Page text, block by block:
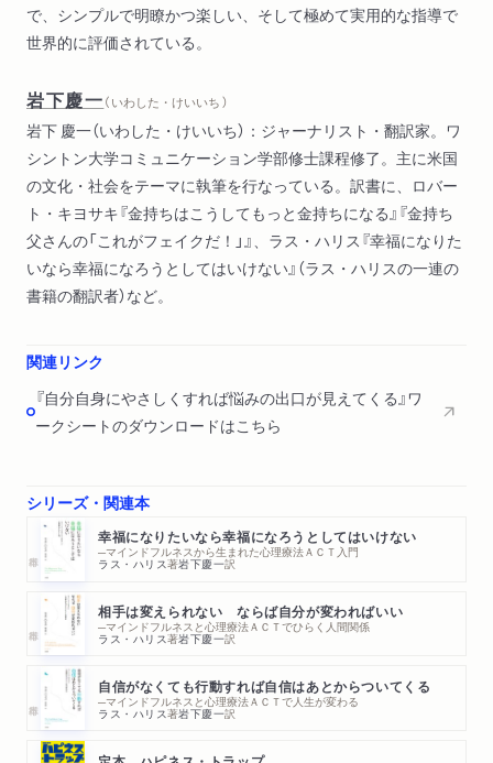
で、シンプルで明瞭かつ楽しい、そして極めて実用的な指導で
世界的に評価されている。
岩下慶一（ いわした・けいいち ）
岩下 慶一（いわした・けいいち）：ジャーナリスト・翻訳家。ワ
シントン大学コミュニケーション学部修士課程修了。主に米国
の文化・社会をテーマに執筆を行なっている。訳書に、ロバー
ト・キヨサキ『金持ちはこうしてもっと金持ちになる』『金持ち
父さんの「これがフェイクだ！」』、ラス・ハリス『幸福になりた
いなら幸福になろうとしてはいけない』（ラス・ハリスの一連の
書籍の翻訳者）など。
関連リンク
『自分自身にやさしくすれば悩みの出口が見えてくる』ワ
ークシートのダウンロードはこちら
シリーズ・関連本
幸福になりたいなら幸福になろうとしてはいけない
─マインドフルネスから生まれた心理療法ＡＣＴ入門
ラス・ハリス著岩下慶一訳
相手は変えられない ならば自分が変わればいい
─マインドフルネスと心理療法ＡＣＴでひらく人間関係
ラス・ハリス著岩下慶一訳
自信がなくても行動すれば自信はあとからついてくる
─マインドフルネスと心理療法ＡＣＴで人生が変わる
ラス・ハリス著岩下慶一訳